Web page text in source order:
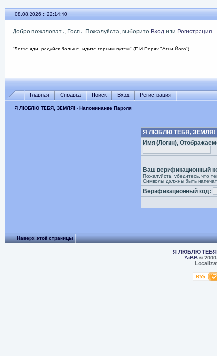
08.08.2026 :: 22:14:40
Добро пожаловать, Гость. Пожалуйста, выберите Входили Регистрация
"Легче иди, радуйся больше, идите горним путем" (Е.И.Рерих "Агни Йога")
Главная Справка Поиск Вход Регистрация
Я ЛЮБЛЮ ТЕБЯ, ЗЕМЛЯ!› Напоминание Пароля
Я ЛЮБЛЮ ТЕБЯ, ЗЕМЛЯ!
Имя (Логин),
Ваш верификационный
Пожалуйста, убедитесь, что
Символы должны быть
Верификационный код:
Наверх этой страницы
Я ЛЮБЛЮ
YaBB©